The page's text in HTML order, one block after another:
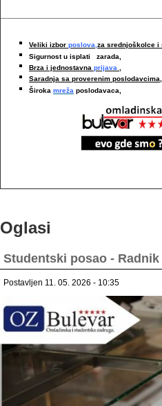
Veliki izbor poslova,za srednjoškolce i
Sigurnost u isplati zarada,
Brza i jednostavna prijava ,
Saradnja sa proverenim poslodavcima,
Široka mreža poslodavaca,
Oglasi
Studentski posao -
Postavljen 11. 05. 2026 - 10:35